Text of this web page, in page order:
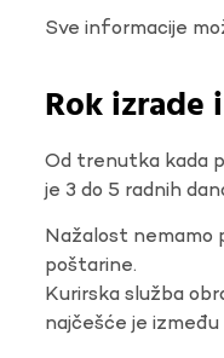
Sve informacije
Rok izrade
Od trenutka kada
je 3 do 5 radnih
Nažalost nemamo
poštarine.
Kurirska služba
najčešće je